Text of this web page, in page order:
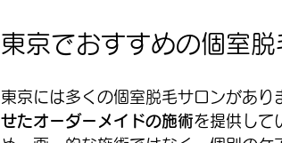
東京でおすすめの個室
東京には多くの個室脱毛サロンがあり
せたオーダーメイドの施術を提供して